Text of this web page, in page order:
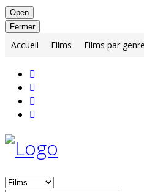
Open
Fermer
Accueil Films Films par genre